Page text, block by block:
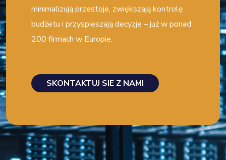
minimalizują przestoje, zwiększają kontrolę
budżetu i przyspieszają decyzje – już w ponad
200 firmach w Europie.
SKONTAKTUJ SIE Z NAMI